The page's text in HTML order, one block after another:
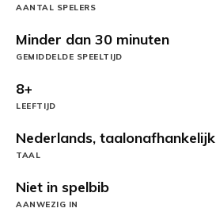
AANTAL SPELERS
Minder dan 30 minuten
GEMIDDELDE SPEELTIJD
8+
LEEFTIJD
Nederlands, taalonafhankelijk
TAAL
Niet in spelbib
AANWEZIG IN